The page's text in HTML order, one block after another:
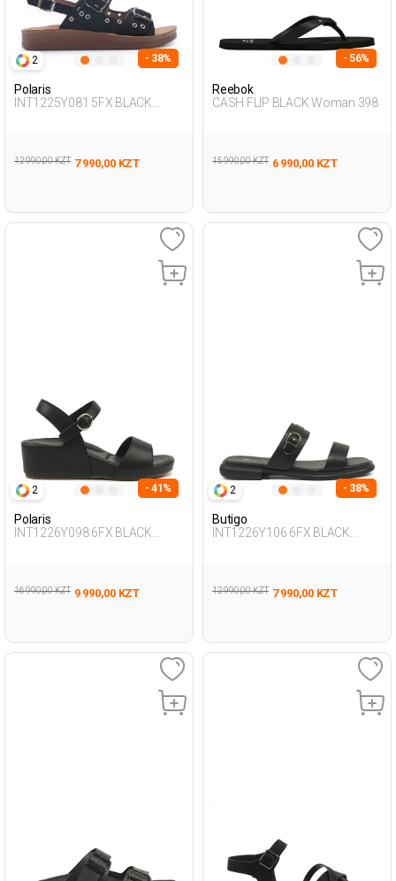
2 - 38%
Polaris
INT1225Y081 5FX BLACK
12 990,00 KZT 7 990,00 KZT
- 56%
Reebok
CASH FLIP BLACK Woman 398
15 990,00 KZT 6 990,00 KZT
2 - 41%
Polaris
INT1226Y098 6FX BLACK
16 990,00 KZT 9 990,00 KZT
2 - 38%
Butigo
INT1226Y106 6FX BLACK
12 990,00 KZT 7 990,00 KZT